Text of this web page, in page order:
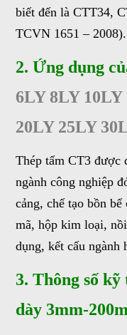
biết đến là CTT34,
TCVN 1651 – 2008).
2. Ứng dụng
6LY 8LY
20LY 25LY
Thép tấm CT3 được
ngành công nghiệp
cảng, chế tạo bồn
mã, hộp kim loại,
dụng, kết cấu ngành
3. Thông số
dày 3mm-